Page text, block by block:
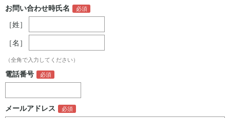
お問い合わせ時氏名
［姓］
［名］
（全角で入力してください）
電話番号
メールアドレス